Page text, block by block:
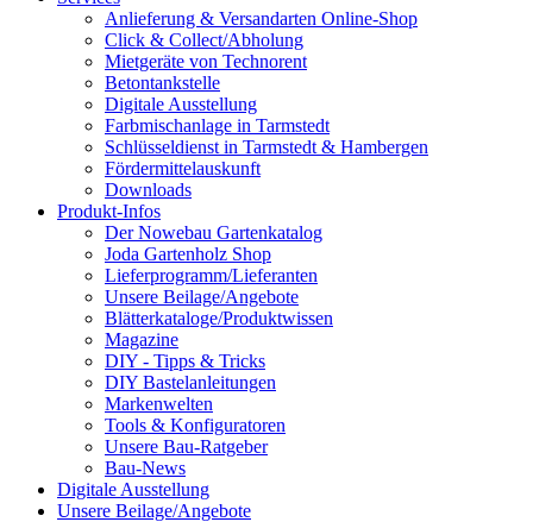
Anlieferung & Versandarten Online-Shop
Click & Collect/Abholung
Mietgeräte von Technorent
Betontankstelle
Digitale Ausstellung
Farbmischanlage in Tarmstedt
Schlüsseldienst in Tarmstedt & Hambergen
Fördermittelauskunft
Downloads
Produkt-Infos
Der Nowebau Gartenkatalog
Joda Gartenholz Shop
Lieferprogramm/Lieferanten
Unsere Beilage/Angebote
Blätterkataloge/Produktwissen
Magazine
DIY - Tipps & Tricks
DIY Bastelanleitungen
Markenwelten
Tools & Konfiguratoren
Unsere Bau-Ratgeber
Bau-News
Digitale Ausstellung
Unsere Beilage/Angebote